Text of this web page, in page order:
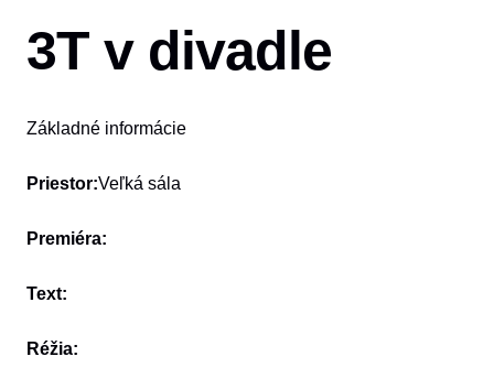
3T v divadle
Základné informácie
Priestor:Veľká sála
Premiéra:
Text:
Réžia: